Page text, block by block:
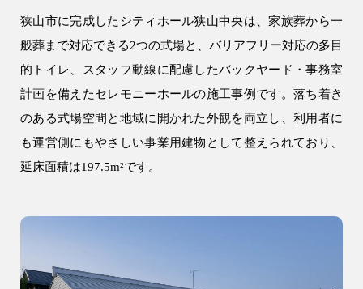
狭山市に完成したシティホール狭山中央は、家族葬から一
般葬まで対応できる2つの式場と、バリアフリー対応の多目
的トイレ、スタッフ動線に配慮したバックヤード・事務室
計画を備えたセレモニーホールの施工事例です。落ち着き
のある式場空間と地域に開かれた外観を両立し、利用者に
も運営側にもやさしい事業用建物として整えられており、
延床面積は197.5m²です。
注文住宅
WELL+
テクノストラクチャー
お客様の声・口コミ
リフォーム・リノベーション